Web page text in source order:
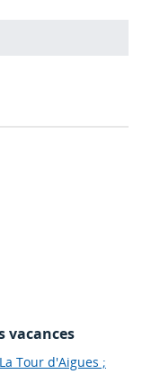
vacances
La Tour d'Aigues ;